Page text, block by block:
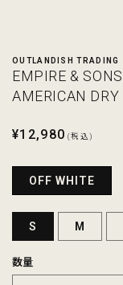
で
メ
デ
(1)
OUTLANDISH TRADING
EMPIRE &
AMERICAN DRY
通
格
¥12,980 (税込)
OFF WHITE
S M
数量